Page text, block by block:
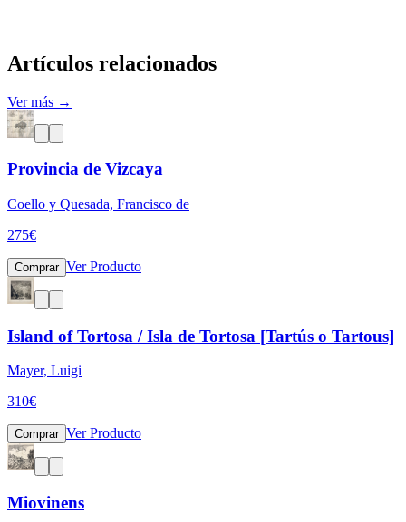
Artículos relacionados
Ver más →
Provincia de Vizcaya
Coello y Quesada, Francisco de
275€
Comprar Ver Producto
Island of Tortosa / Isla de Tortosa [Tartús o Tartous]
Mayer, Luigi
310€
Comprar Ver Producto
Miovinens